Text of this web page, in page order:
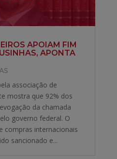
APOIAM FIM
APONTA
associação de
mostra que 92% dos
da chamada
governo federal. O
compras internacionais
sancionado e...